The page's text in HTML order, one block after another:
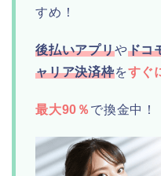
すめ！
後払いアプリやドコ
ャリア決済枠をすぐ
最大90％ で換金中！